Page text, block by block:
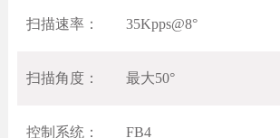
扫描速率： 35Kpps@8°
扫描角度： 最大50°
控制系统： FB4